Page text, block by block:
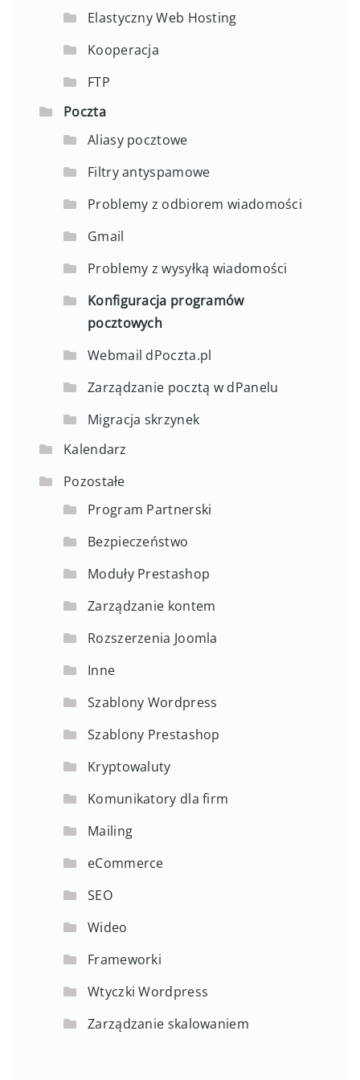
Elastyczny Web Hosting
Kooperacja
FTP
Poczta
Aliasy pocztowe
Filtry antyspamowe
Problemy z odbiorem wiadomości
Gmail
Problemy z wysyłką wiadomości
Konfiguracja programów
pocztowych
Webmail dPoczta.pl
Zarządzanie pocztą w dPanelu
Migracja skrzynek
Kalendarz
Pozostałe
Program Partnerski
Bezpieczeństwo
Moduły Prestashop
Zarządzanie kontem
Rozszerzenia Joomla
Inne
Szablony Wordpress
Szablony Prestashop
Kryptowaluty
Komunikatory dla firm
Mailing
eCommerce
SEO
Wideo
Frameworki
Wtyczki Wordpress
Zarządzanie skalowaniem